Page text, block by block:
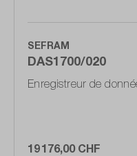
SEFRAM
DAS1700/020
Enregistreur de
19 176,00 CHF